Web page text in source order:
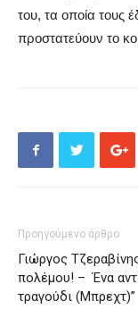
του, τα οποία τους
προστατεύουν το
Προηγούμενο άρθρο
Γιώργος
πολέμου! – Ένα
τραγούδι (Μπρεχτ)”